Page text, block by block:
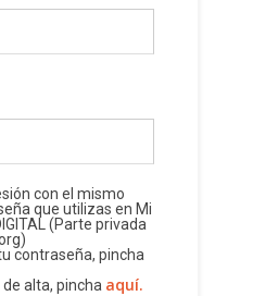
con el mismo
que utilizas en Mi
(Parte privada
contraseña, pincha
alta, pincha aquí.